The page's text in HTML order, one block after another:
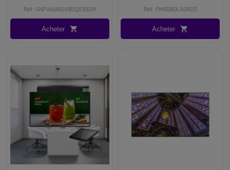
salles (4-6 personnes).
Réf: GNPANA50VBSQE55SR
Acheter
Réf: PH55BDL5050D
Acheter